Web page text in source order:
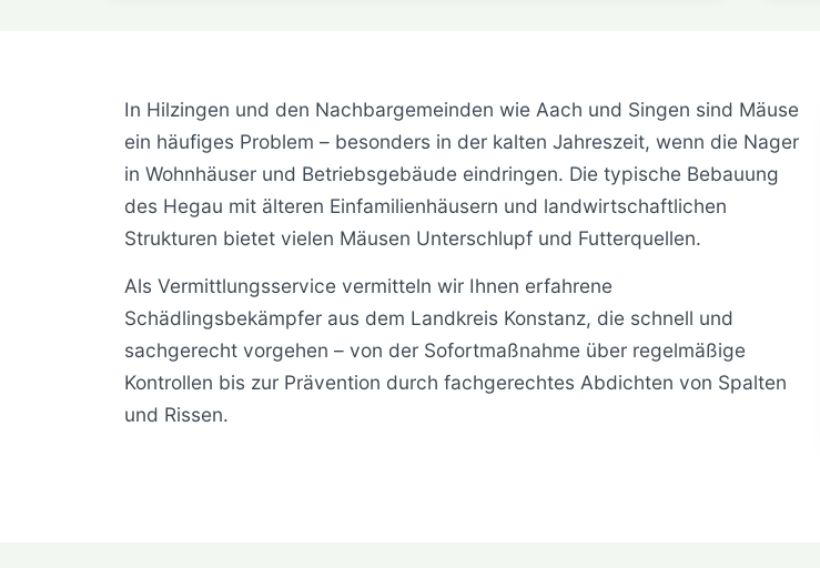
In Hilzingen und den Nachbargemeinden wie Aach und Singen sind Mäuse
ein häufiges Problem – besonders in der kalten Jahreszeit, wenn die Nager
in Wohnhäuser und Betriebsgebäude eindringen. Die typische Bebauung
des Hegau mit älteren Einfamilienhäusern und landwirtschaftlichen
Strukturen bietet vielen Mäusen Unterschlupf und Futterquellen.
Als Vermittlungsservice vermitteln wir Ihnen erfahrene
Schädlingsbekämpfer aus dem Landkreis Konstanz, die schnell und
sachgerecht vorgehen – von der Sofortmaßnahme über regelmäßige
Kontrollen bis zur Prävention durch fachgerechtes Abdichten von Spalten
und Rissen.